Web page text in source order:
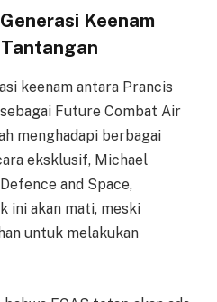
Keenam
keenam antara Prancis
Future Combat Air
menghadapi berbagai
eksklusif, Michael
and Space,
ini akan mati, meski
untuk melakukan